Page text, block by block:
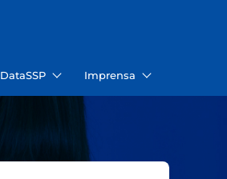
DataSSP Imprensa